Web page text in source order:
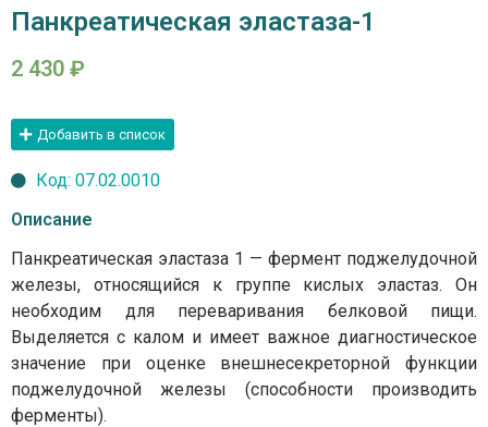
Панкреатическая эластаза-1
2 430 ₽
Добавить в список
Код: 07.02.0010
Описание
Панкреатическая эластаза 1 — фермент поджелудочной
железы, относящийся к группе кислых эластаз. Он
необходим для переваривания белковой пищи.
Выделяется с калом и имеет важное диагностическое
значение при оценке внешнесекреторной функции
поджелудочной железы (способности производить
ферменты).